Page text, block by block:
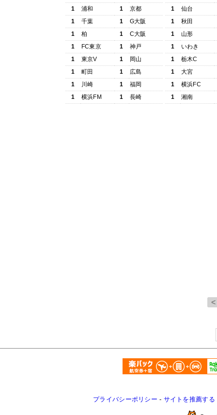
1
浦和 1
京都
1
千葉 1
G大阪
1
柏 1
C大阪
1
FC東京 1
神戸
1
東京V 1
岡山
1
町田 1
広島
1
川崎 1
福岡
1
横浜FM 1 長崎
1
仙台
1
秋田
1
山形
1
いわき
1
栃木C
1
大宮
1
横浜FC
1
湘南
プライバシーポリシー - サイトを推薦する